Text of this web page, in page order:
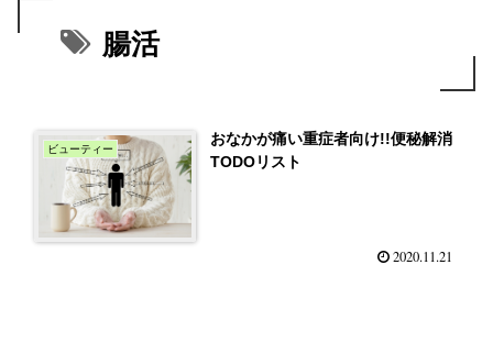
腸活
ビューティー
おなかが痛い重症者向け!!便秘解消
TODOリスト
2020.11.21